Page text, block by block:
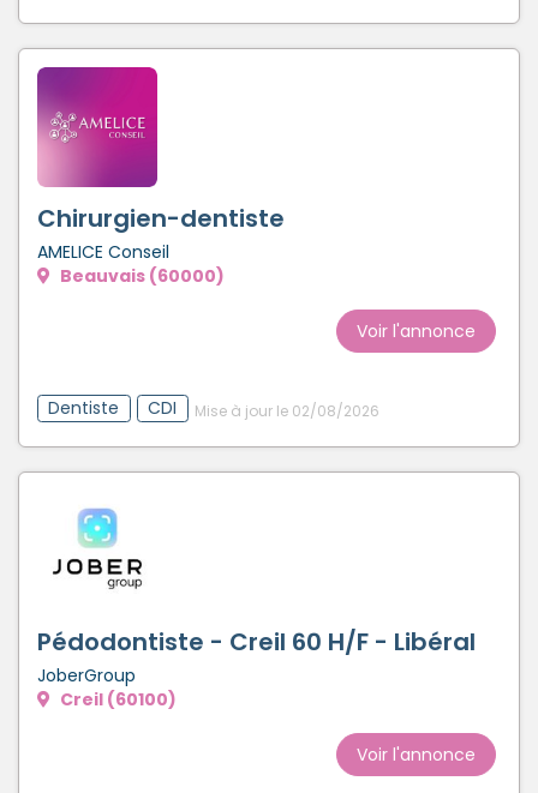
Chirurgien-dentiste
AMELICE Conseil
Beauvais (60000)
Voir l'annonce
Dentiste CDI Mise à jour le 02/08/2026
Pédodontiste - Creil 60 H/F - Libéral
JoberGroup
Creil (60100)
Voir l'annonce